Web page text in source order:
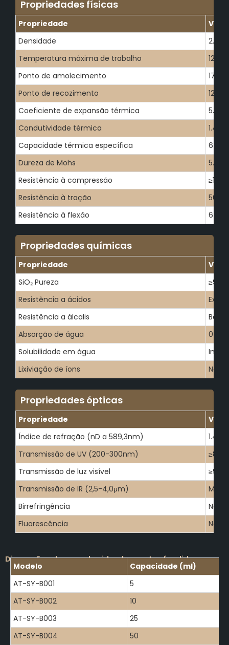
Propriedades físicas
Propriedade
Valor
Densidade
2.2
Temperatura máxima de trabalho
1200
Ponto de amolecimento
1730
Ponto de recozimento
1215
Coeficiente de expansão térmica
5.5 ×
Condutividade térmica
1.4
Capacidade térmica específica
670
Dureza de Mohs
5.5-
Resistência à compressão
≥1100
Resistência à tração
50
Resistência à flexão
67
Propriedades químicas
Propriedade
Valor
SiO₂ Pureza
Resistência a ácidos
Resistência a álcalis
Bom
Absorção de água
0
Solubilidade em água
Lixiviação de íons
Não
Propriedades ópticas
Propriedade
Valor
Índice de refração (nD a 589,3nm)
Transmissão de UV (200-300nm)
≥85%
Transmissão de luz visível
≥93%
Transmissão de IR (2,5-4,0μm)
Birrefringência
Fluorescência
Dimensões do copo de vidro de quartzo fundido
Modelo
Capacidade (ml)
AT-SY-B001
5
AT-SY-B002
10
AT-SY-B003
25
AT-SY-B004
50